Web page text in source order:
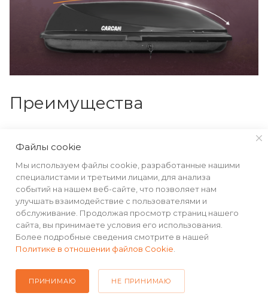
Преимущества
Аэродинамическая форма
Ремни для фиксации груза внутри бокса
Ребра жесткости для предотвращения
скольжения груза внутри бокса
Защитный замок
Ударопрочный ABS-пластик
Файлы cookie
Мы используем файлы cookie, разработанные нашими
специалистами и третьими лицами, для анализа
событий на нашем веб-сайте, что позволяет нам
улучшать взаимодействие с пользователями и
обслуживание. Продолжая просмотр страниц нашего
сайта, вы принимаете условия его использования.
Более подробные сведения смотрите в нашей
Политике в отношении файлов Cookie
ПРИНИМАЮ НЕ ПРИНИМАЮ